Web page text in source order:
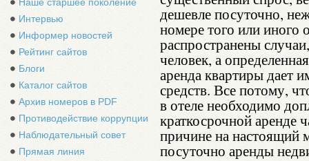
Интервью
Информер новостей
Рейтинг сайтов
Блоги
Каталог сайтов
Архив номеров в PDF
Противодействие коррупции
Наблюдательный совет
Прямая линия
дешевле посуточно,
номере того или иного
распространены
человек, а
аренда квартиры дает
средств. Все потому,
в отеле необходимо
краткосрочной аренде
причине на настоящий
посуточно аренды